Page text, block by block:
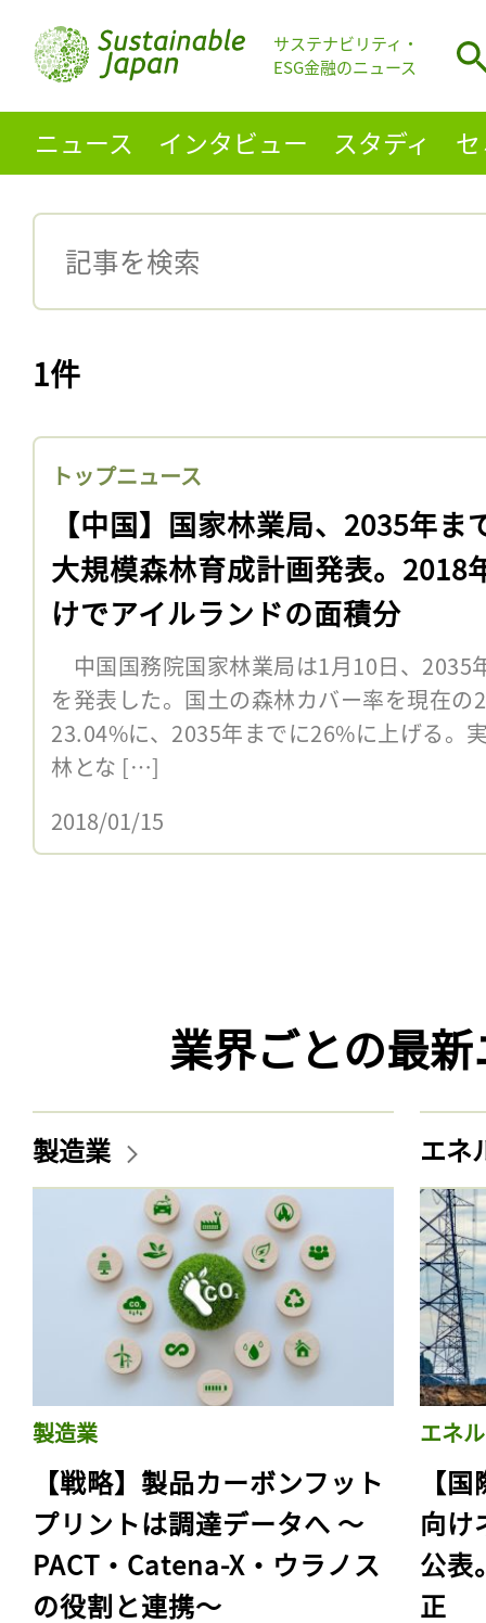
サステナビリティ・
ESG金融のニュース
ニュース インタビュー スタディ
1件
トップニュース
【中国】国家林業局、2035年ま
大規模森林育成計画発表。2018
けでアイルランドの面積分
中国国務院国家林業局は1月10日、2035
を発表した。国土の森林カバー率を現在
23.04%に、2035年までに26%に上げる。
林とな […]
2018/01/15
業界ごとの最
製造業
製造業
【戦略】製品カーボンフット
プリントは調達データへ 〜
PACT・Catena-X・ウラノス
の役割と連携〜
エネ
エネ
【
向け
公表
正